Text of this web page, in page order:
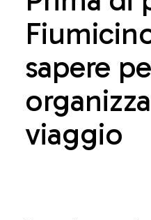
sapere
viaggio